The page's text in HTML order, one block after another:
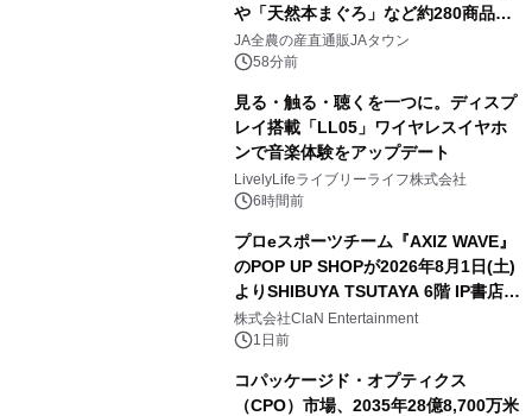
や「天然本まぐろ」など約280商品を
販売！～毎月１０日の定例企画～
JA全農の産直通販JAタウン
58分前
見る・触る・聴くを一つに。ディスプ
レイ搭載「LL05」ワイヤレスイヤホ
ンで音楽体験をアップデート
LivelyLifeライブリーライフ株式会社
6時間前
プロeスポーツチーム『AXIZ WAVE』
のPOP UP SHOPが2026年8月1日(土)
よりSHIBUYA TSUTAYA 6階 IP書店で
開催決定！！
株式会社ClaN Entertainment
1日前
コパッケージド・オプティクス
（CPO）市場、2035年28億8,700万米